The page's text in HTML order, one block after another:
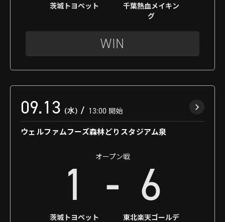
茨城トヨペット
千葉熱血メイキン
グ
WIN
09.13 （水） 13:00 開始
ウェルファムフーズ森林どりスタジアム泉
オープン戦
1
茨城トヨペット
- 6
東北楽天ゴールデ